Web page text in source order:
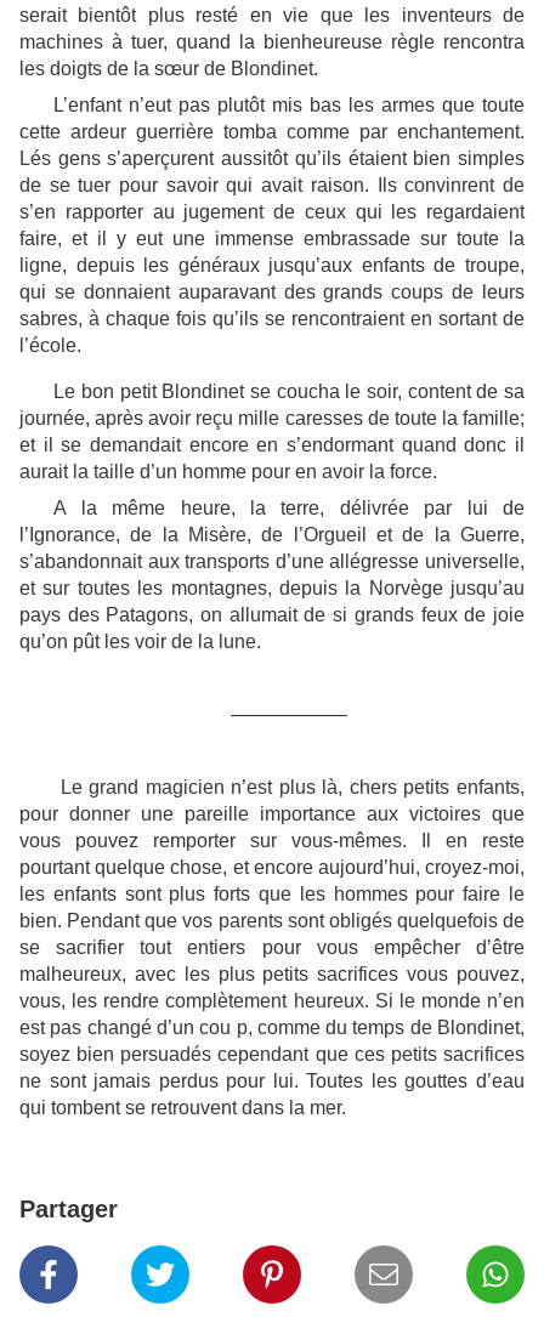
serait bientôt plus resté en vie que les inventeurs de
machines à tuer, quand la bienheureuse règle rencontra
les doigts de la sœur de Blondinet.
L’enfant n’eut pas plutôt mis bas les armes que toute
cette ardeur guerrière tomba comme par enchantement.
Lés gens s’aperçurent aussitôt qu’ils étaient bien simples
de se tuer pour savoir qui avait raison. Ils convinrent de
s’en rapporter au jugement de ceux qui les regardaient
faire, et il y eut une immense embrassade sur toute la
ligne, depuis les généraux jusqu’aux enfants de troupe,
qui se donnaient auparavant des grands coups de leurs
sabres, à chaque fois qu’ils se rencontraient en sortant de
l’école.
Le bon petit Blondinet se coucha le soir, content de sa
journée, après avoir reçu mille caresses de toute la famille;
et il se demandait encore en s’endormant quand donc il
aurait la taille d’un homme pour en avoir la force.
A la même heure, la terre, délivrée par lui de
l’Ignorance, de la Misère, de l’Orgueil et de la Guerre,
s’abandonnait aux transports d’une allégresse universelle,
et sur toutes les montagnes, depuis la Norvège jusqu’au
pays des Patagons, on allumait de si grands feux de joie
qu’on pût les voir de la lune.
——————
Le grand magicien n’est plus là, chers petits enfants,
pour donner une pareille importance aux victoires que
vous pouvez remporter sur vous-mêmes. Il en reste
pourtant quelque chose, et encore aujourd’hui, croyez-moi,
les enfants sont plus forts que les hommes pour faire le
bien. Pendant que vos parents sont obligés quelquefois de
se sacrifier tout entiers pour vous empêcher d’être
malheureux, avec les plus petits sacrifices vous pouvez,
vous, les rendre complètement heureux. Si le monde n’en
est pas changé d’un cou p, comme du temps de Blondinet,
soyez bien persuadés cependant que ces petits sacrifices
ne sont jamais perdus pour lui. Toutes les gouttes d’eau
qui tombent se retrouvent dans la mer.
Partager